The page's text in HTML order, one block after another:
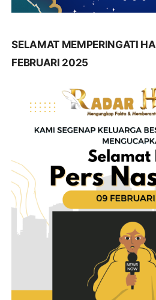
SELAMAT MEMPERINGATI
FEBRUARI 2025